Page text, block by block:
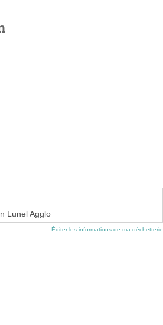
Lunel Agglo
Éditer les informations de ma déchetterie